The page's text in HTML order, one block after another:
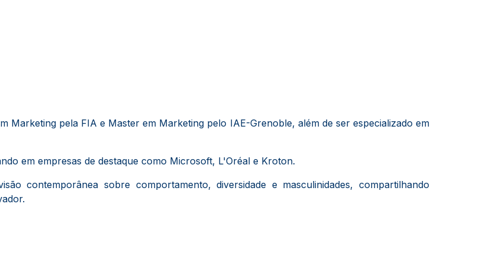
Marketing pela FIA e Master em Marketing pelo IAE-Grenoble, além de ser especializado em
em empresas de destaque como Microsoft, L'Oréal e Kroton.
contemporânea sobre comportamento, diversidade e masculinidades, compartilhando